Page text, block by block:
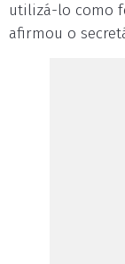
utilizá-lo como
afirmou o